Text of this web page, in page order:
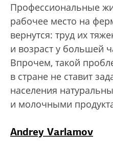
Профессиональные
рабочее место на
вернутся: труд их
и возраст у большей
Впрочем, такой
в стране не ставит
населения
и молочными
Andrey Varlamov